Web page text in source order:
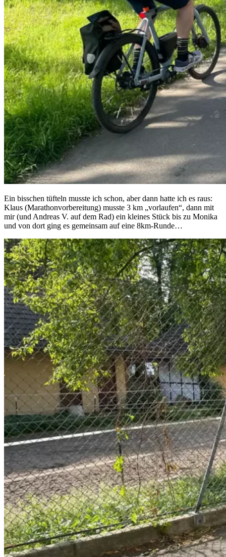
Ein bisschen tüfteln musste ich schon, aber dann hatte ich es raus:
Klaus (Marathonvorbereitung) musste 3 km „vorlaufen“, dann mit
mir (und Andreas V. auf dem Rad) ein kleines Stück bis zu Monika
und von dort ging es gemeinsam auf eine 8km-Runde…